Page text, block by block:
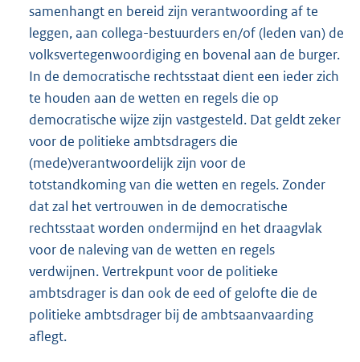
samenhangt en bereid zijn verantwoording af te
leggen, aan collega-bestuurders en/of (leden van) de
volksvertegenwoordiging en bovenal aan de burger.
In de democratische rechtsstaat dient een ieder zich
te houden aan de wetten en regels die op
democratische wijze zijn vastgesteld. Dat geldt zeker
voor de politieke ambtsdragers die
(mede)verantwoordelijk zijn voor de
totstandkoming van die wetten en regels. Zonder
dat zal het vertrouwen in de democratische
rechtsstaat worden ondermijnd en het draagvlak
voor de naleving van de wetten en regels
verdwijnen. Vertrekpunt voor de politieke
ambtsdrager is dan ook de eed of gelofte die de
politieke ambtsdrager bij de ambtsaanvaarding
aflegt.